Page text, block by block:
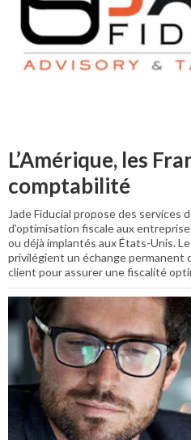
L’Amérique, les
comptabilité
Jade Fiducial propose des services
d’optimisation fiscale aux
ou déjà implantés aux États-Unis.
privilégient un échange permanent
client pour assurer une fiscalité